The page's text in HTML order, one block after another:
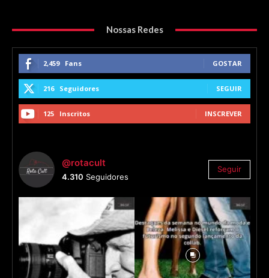
Nossas Redes
2,459 Fans GOSTAR
216 Seguidores SEGUIR
125 Inscritos INSCREVER
@rotacult
4.310 Seguidores
Seguir